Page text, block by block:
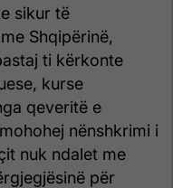
sikur të
Shqipërinë,
ti kërkonte
kurse
qeveritë e
nënshkrimi i
nuk ndalet me
për